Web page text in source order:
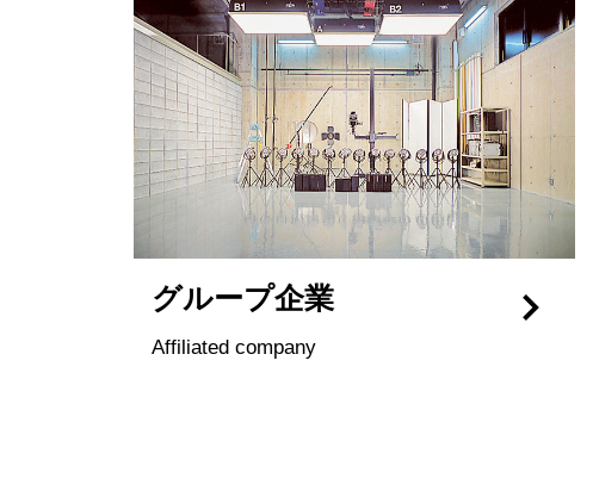
グループ企業
Affiliated company